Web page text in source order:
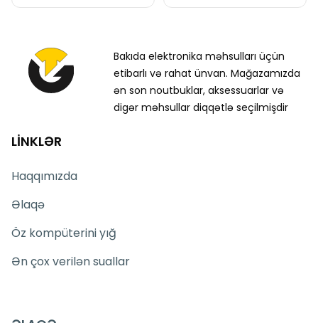
Bakıda elektronika məhsulları üçün
etibarlı və rahat ünvan. Mağazamızda
ən son noutbuklar, aksessuarlar və
digər məhsullar diqqətlə seçilmişdir
LİNKLƏR
Haqqımızda
Əlaqə
Öz kompüterini yığ
Ən çox verilən suallar